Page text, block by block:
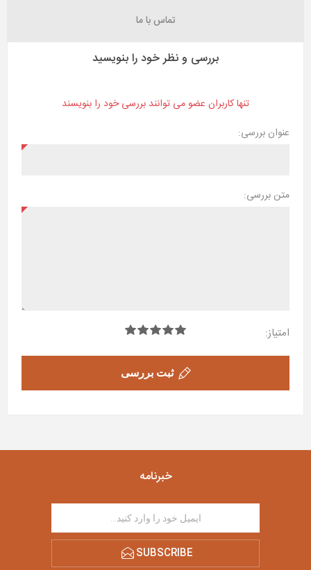
تماس با ما
بررسی و نظر خود را بنویسید
تنها کاربران عضو می توانند بررسی خود را بنویسند
عنوان بررسی:
متن بررسی:
امتیاز:
ثبت بررسی
خبرنامه
SUBSCRIBE